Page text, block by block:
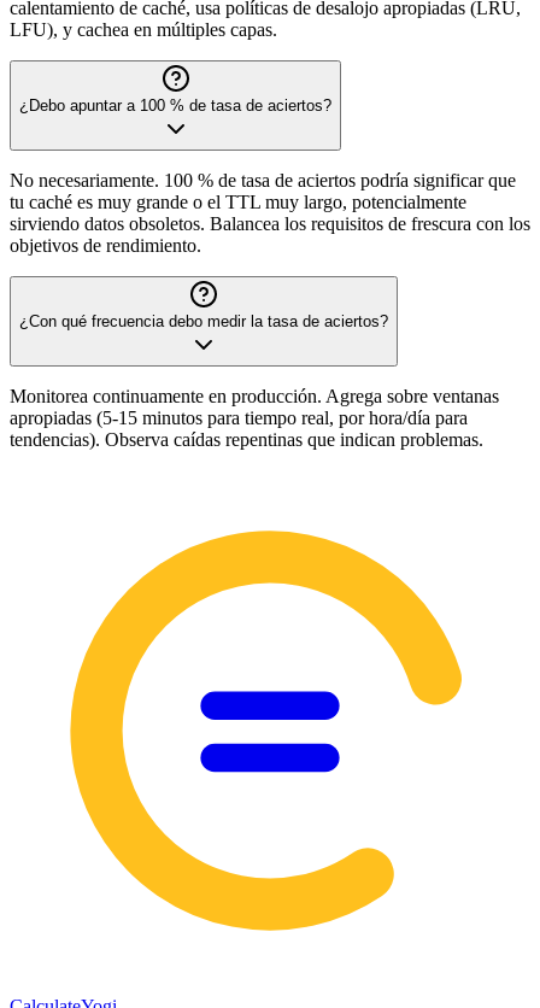
calentamiento de caché, usa políticas de desalojo apropiadas (LRU,
LFU), y cachea en múltiples capas.
¿Debo apuntar a 100 % de tasa de aciertos?
No necesariamente. 100 % de tasa de aciertos podría significar que
tu caché es muy grande o el TTL muy largo, potencialmente
sirviendo datos obsoletos. Balancea los requisitos de frescura con los
objetivos de rendimiento.
¿Con qué frecuencia debo medir la tasa de aciertos?
Monitorea continuamente en producción. Agrega sobre ventanas
apropiadas (5-15 minutos para tiempo real, por hora/día para
tendencias). Observa caídas repentinas que indican problemas.